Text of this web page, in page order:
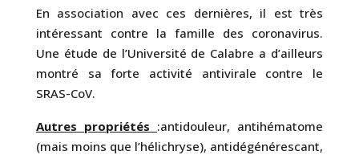
En association avec ces dernières, il est très
intéressant contre la famille des coronavirus.
Une étude de l’Université de Calabre a d’ailleurs
montré sa forte activité antivirale contre le
SRAS-CoV.
Autres propriétés :antidouleur, antihématome
(mais moins que l’hélichryse), antidégénérescant,